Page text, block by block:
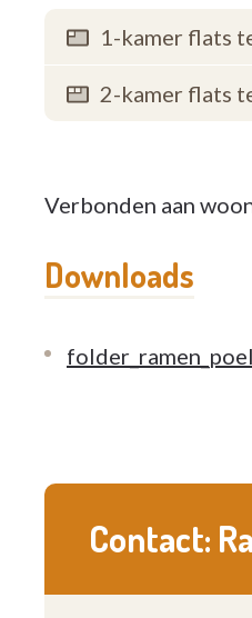
1-kamer flats
2-kamer flats
Verbonden aan
Downloads
folder_ramen_poel
Contact: